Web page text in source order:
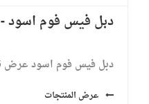
دبل فيس فوم اسود - 5 سم
دبل فيس فوم اسود عرض 5 سم طول 5 متر ​1 مللي
عرض المنتجات